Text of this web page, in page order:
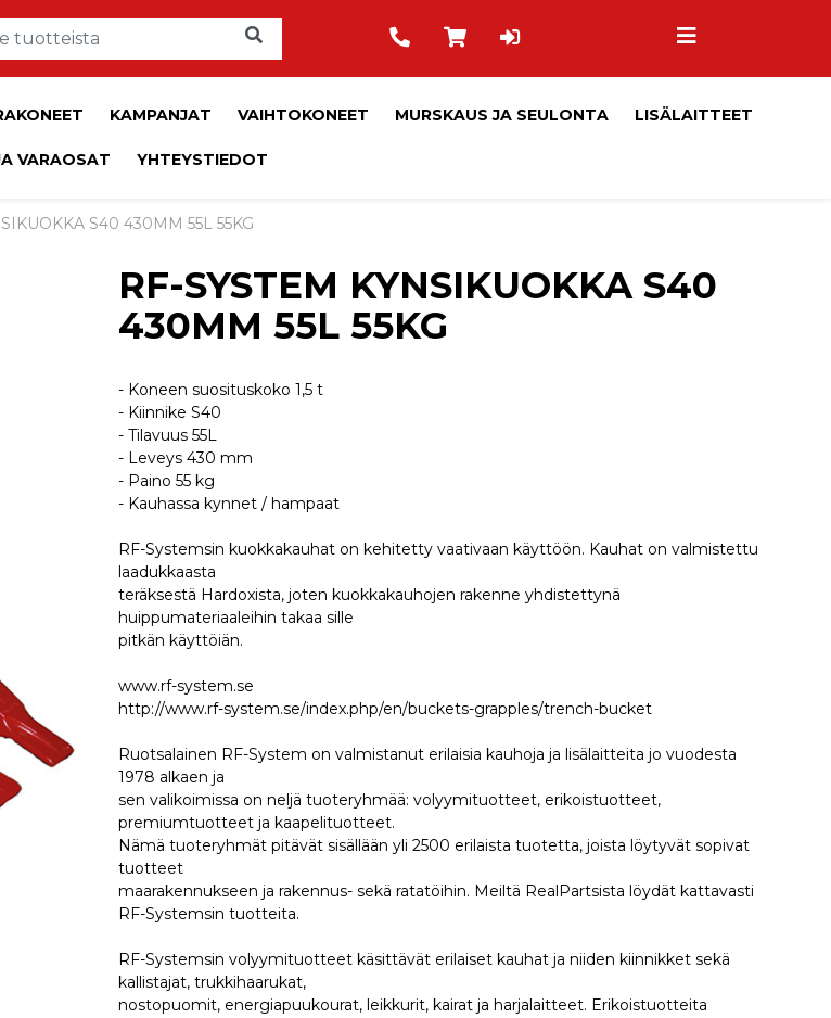
KAMPANJAT VAIHTOKONEET MURSKAUS JA SEULONTA LISÄLAITTEET
VARAOSAT YHTEYSTIEDOT
S40 430MM 55L 55KG
RF-SYSTEM KYNSIKUOKKA S40
430MM 55L 55KG
- Koneen suosituskoko 1,5 t
- Kiinnike S40
- Tilavuus 55L
- Leveys 430 mm
- Paino 55 kg
- Kauhassa kynnet / hampaat
RF-Systemsin kuokkakauhat on kehitetty vaativaan käyttöön. Kauhat on valmistettu
laadukkaasta
teräksestä Hardoxista, joten kuokkakauhojen rakenne yhdistettynä
huippumateriaaleihin takaa sille
pitkän käyttöiän.
www.rf-system.se
http://www.rf-system.se/index.php/en/buckets-grapples/trench-bucket
Ruotsalainen RF-System on valmistanut erilaisia kauhoja ja lisälaitteita jo vuodesta
1978 alkaen ja
sen valikoimissa on neljä tuoteryhmää: volyymituotteet, erikoistuotteet,
premiumtuotteet ja kaapelituotteet.
Nämä tuoteryhmät pitävät sisällään yli 2500 erilaista tuotetta, joista löytyvät sopivat
tuotteet
maarakennukseen ja rakennus- sekä ratatöihin. Meiltä RealPartsista löydät kattavasti
RF-Systemsin tuotteita.
RF-Systemsin volyymituotteet käsittävät erilaiset kauhat ja niiden kiinnikket sekä
kallistajat, trukkihaarukat,
nostopuomit, energiapuukourat, leikkurit, kairat ja harjalaitteet. Erikoistuotteita